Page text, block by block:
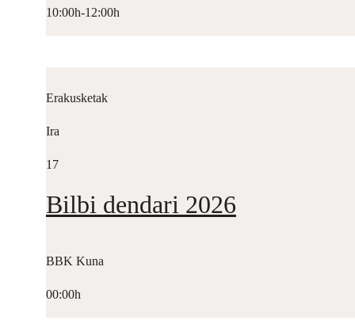
10:00h-12:00h
Erakusketak
Ira
17
Bilbi dendari 2026
BBK Kuna
00:00h